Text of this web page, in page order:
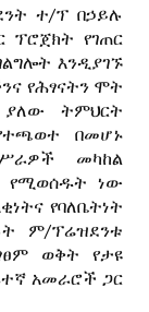
ተ/ፕ በኃይሉ
ፕሮጀክት የገጠር
እንዲያገኙ
የሕፃናትን ሞት
ትምህርት
በመሆኑ
ሥራዎች መካከል
የሚወሰዱት ነው
የባለቤትነት
ም/ፕሬዝደንቱ
ወቅት የታዩ
አመራሮች ጋር